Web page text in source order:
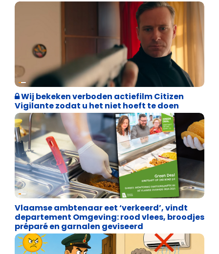
Weekblad 't Pallieterke
Wij bekeken verboden actiefilm Citizen
Vigilante zodat u het niet hoeft te doen
Vrijheid
Vlaamse ambtenaar eet ‘verkeerd’, vindt
departement Omgeving: rood vlees, broodjes
préparé en garnalen geviseerd